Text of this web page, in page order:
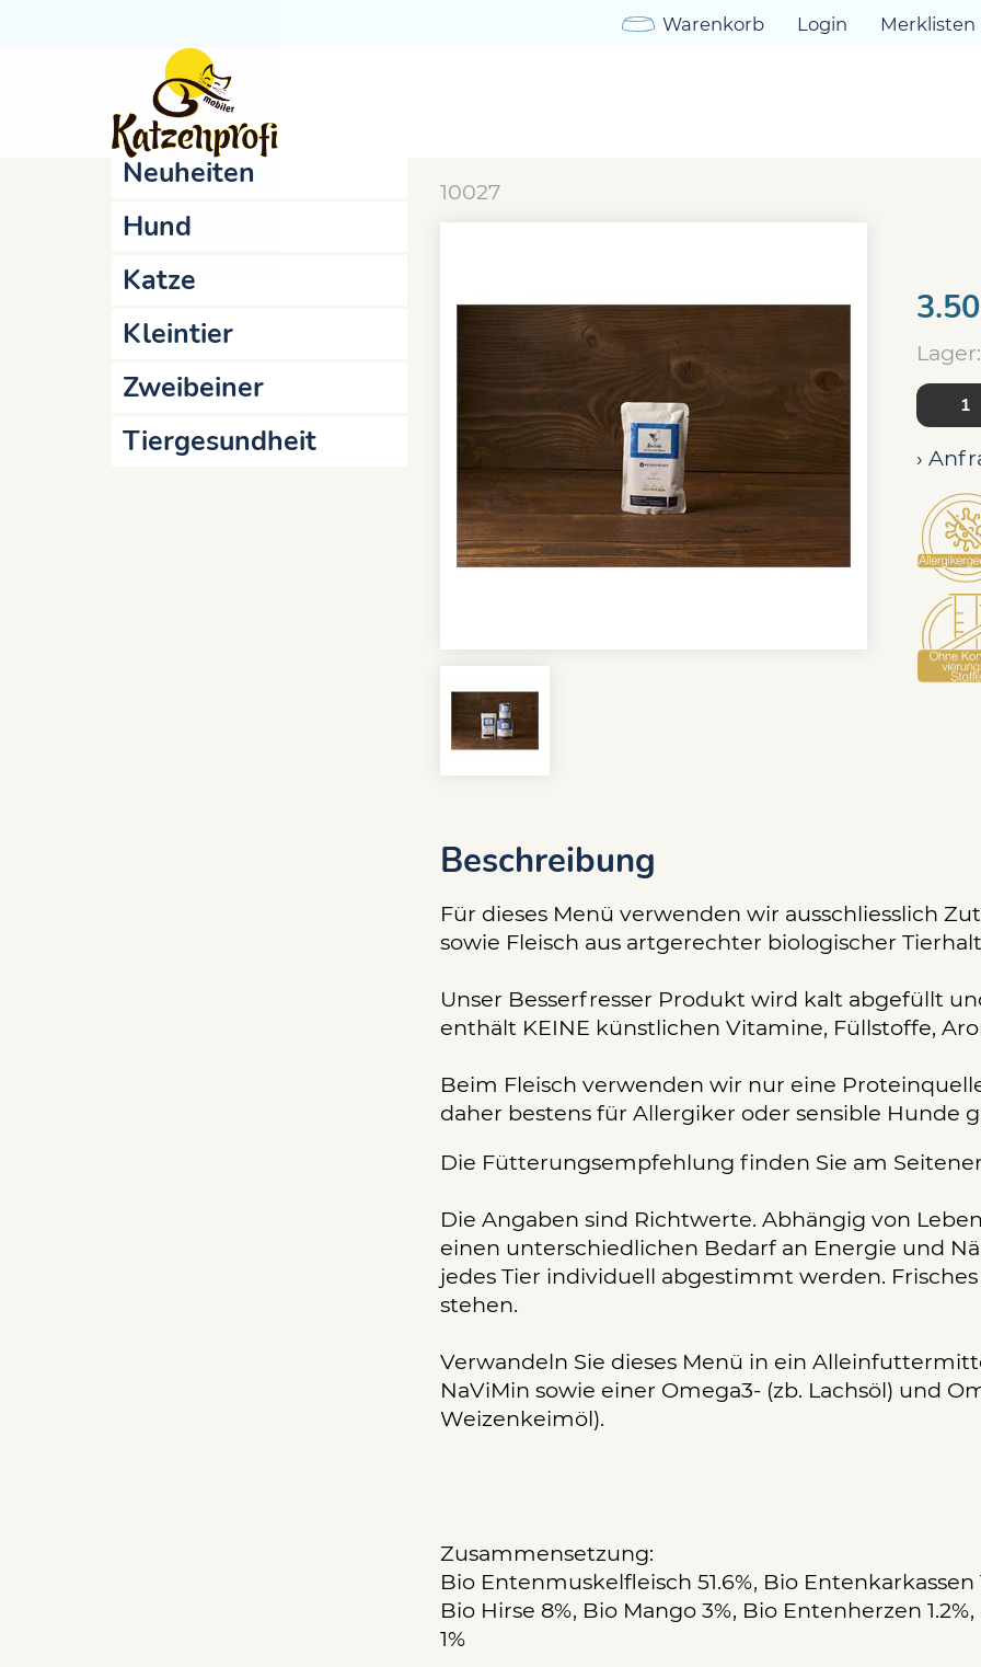
Warenkorb Login Merklisten
Startseite
Aktionen
Neuheiten
Hund
Katze
Kleintier
Zweibeiner
Tiergesundheit
10027
3.50
Lager:
›
Beschreibung
Für dieses Menü verwenden wir ausschliesslich
sowie Fleisch aus artgerechter biologischer
Unser Besserfresser Produkt wird kalt abgefüllt
enthält KEINE künstlichen Vitamine, Füllstoffe,
Beim Fleisch verwenden wir nur eine
daher bestens für Allergiker oder sensible Hunde
Die Fütterungsempfehlung finden Sie am
Die Angaben sind Richtwerte. Abhängig von
einen unterschiedlichen Bedarf an Energie und
jedes Tier individuell abgestimmt werden.
stehen.
Verwandeln Sie dieses Menü in ein
NaViMin sowie einer Omega3- (zb. Lachsöl) und
Weizenkeimöl).
Zusammensetzung:
Bio Entenmuskelfleisch 51.6%, Bio Entenkarkassen
Bio Hirse 8%, Bio Mango 3%, Bio Entenherzen
1%